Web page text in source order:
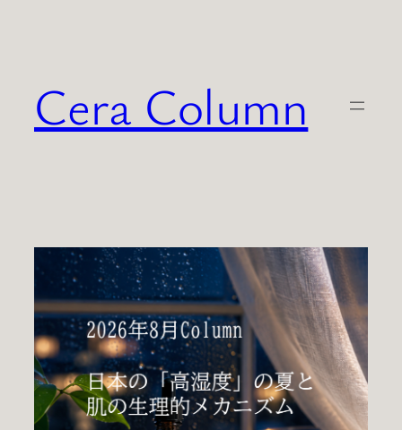
Cera Column